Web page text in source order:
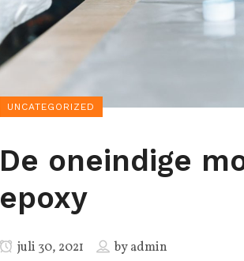
UNCATEGORIZED
De oneindige
epoxy
juli 30, 2021 byadmin